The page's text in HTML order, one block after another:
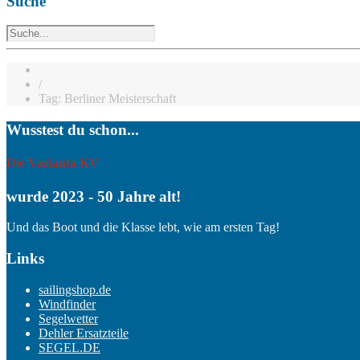
/
Tag: Berliner Meisterschaft
Wusstest du schon...
Die Varianta KV
wurde 2023 - 50 Jahre alt!
Und das Boot und die Klasse lebt, wie am ersten Tag!
Links
sailingshop.de
Windfinder
Segelwetter
Dehler Ersatzteile
SEGEL.DE